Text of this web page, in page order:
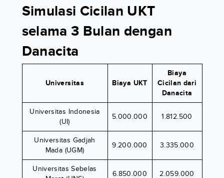
Simulasi Cicilan UKT
selama 3 Bulan dengan
Danacita
Universitas Biaya UKT
Biaya
Cicilan dari
Danacita
Universitas Indonesia
(UI)
5.000.000 1.812.500
Universitas Gadjah
Mada (UGM)
9.200.000 3.335.000
Universitas Sebelas
6.850.000 2.059.000